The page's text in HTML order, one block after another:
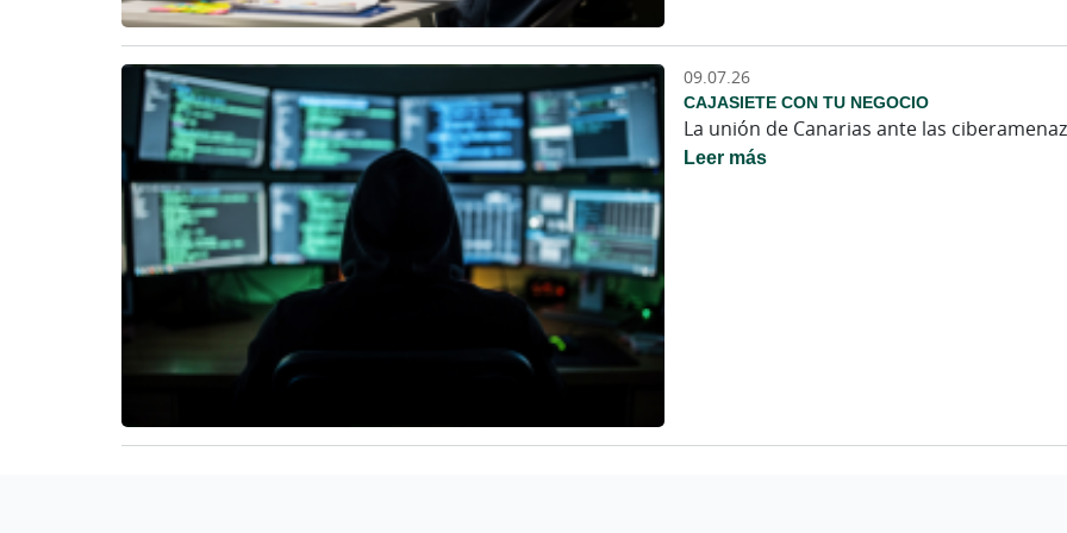
09.07.26
CAJASIETE CON TU NEGOCIO
La unión de Canarias ante las
Leer más